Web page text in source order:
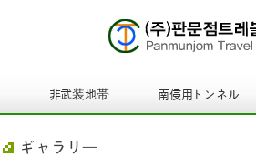
非武装地帯 南侵用トンネル
ギャラリー